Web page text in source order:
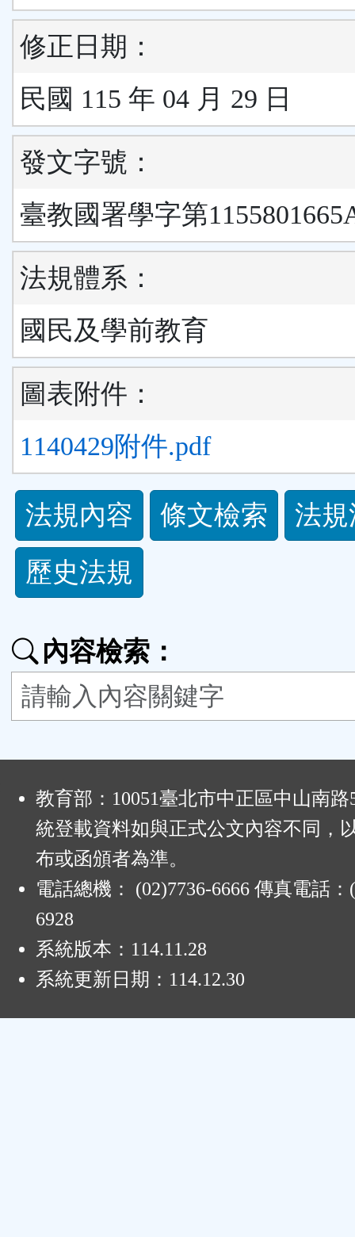
修正日期：
民國 115 年 04 月 29 日
發文字號：
臺教國署學字第
法規體系：
國民及學前教育
圖表附件：
1140429附件.pdf
法
規
功
按
鈕
法規內容 條文檢索
法
歷史法規
內容檢索：
教育部：10051臺北市中正區中山南
統登載資料如與正式公文內容不同，
布或函頒者為準。
電話總機： (02)7736-6666 傳真電話：
6928
系統版本： 114.11.28
系統更新日期： 114.12.30